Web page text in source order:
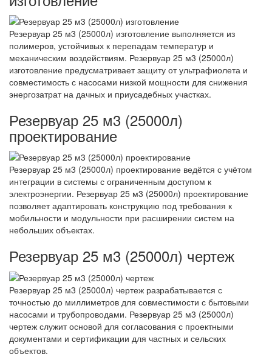
Резервуар 25 м3 (25000л) изготовление выполняется из
полимеров, устойчивых к перепадам температур и
механическим воздействиям. Резервуар 25 м3 (25000л)
изготовление предусматривает защиту от ультрафиолета и
совместимость с насосами низкой мощности для снижения
энергозатрат на дачных и приусадебных участках.
Резервуар 25 м3 (25000л)
проектирование
Резервуар 25 м3 (25000л) проектирование ведётся с учётом
интеграции в системы с ограниченным доступом к
электроэнергии. Резервуар 25 м3 (25000л) проектирование
позволяет адаптировать конструкцию под требования к
мобильности и модульности при расширении систем на
небольших объектах.
Резервуар 25 м3 (25000л) чертеж
Резервуар 25 м3 (25000л) чертеж разрабатывается с
точностью до миллиметров для совместимости с бытовыми
насосами и трубопроводами. Резервуар 25 м3 (25000л)
чертеж служит основой для согласования с проектными
документами и сертификации для частных и сельских
объектов.